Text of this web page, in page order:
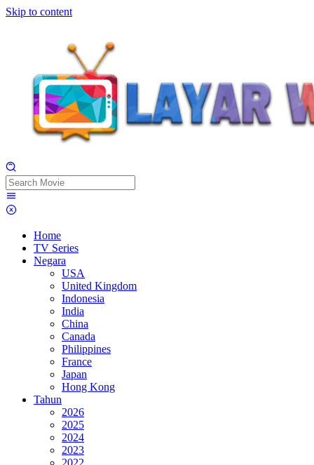
Skip to content
Home
TV Series
Negara
USA
United Kingdom
Indonesia
India
China
Canada
Philippines
France
Japan
Hong Kong
Tahun
2026
2025
2024
2023
2022